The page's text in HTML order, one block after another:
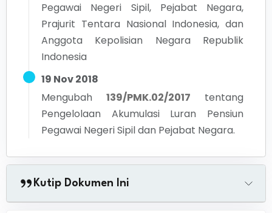
Pegawai Negeri Sipil, Pejabat Negara,
Prajurit Tentara Nasional Indonesia, dan
Anggota Kepolisian Negara Republik
Indonesia
19 Nov 2018
Mengubah
139/PMK.02/2017
tentang
Pengelolaan Akumulasi Luran Pensiun
Pegawai Negeri Sipil dan Pejabat Negara.
Kutip Dokumen Ini